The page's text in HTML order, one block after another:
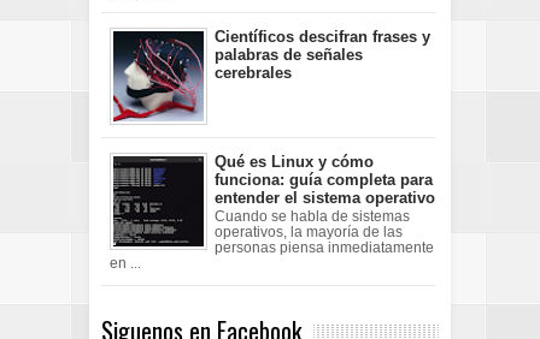
Científicos descifran frases y
palabras de señales
cerebrales
Qué es Linux y cómo
funciona: guía completa para
entender el sistema operativo
Cuando se habla de sistemas
operativos, la mayoría de las
personas piensa inmediatamente
en ...
Siguenos en Facebook